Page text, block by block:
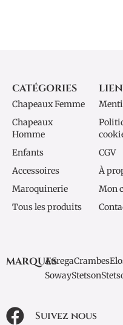
CATÉGORIES
Chapeaux Femme
Chapeaux
Homme
Enfants
Accessoires
Maroquinerie
Tous les produits
CGV
À
Mon
Suivez nous
MARQUESAuregaCrambes
SowayStetson